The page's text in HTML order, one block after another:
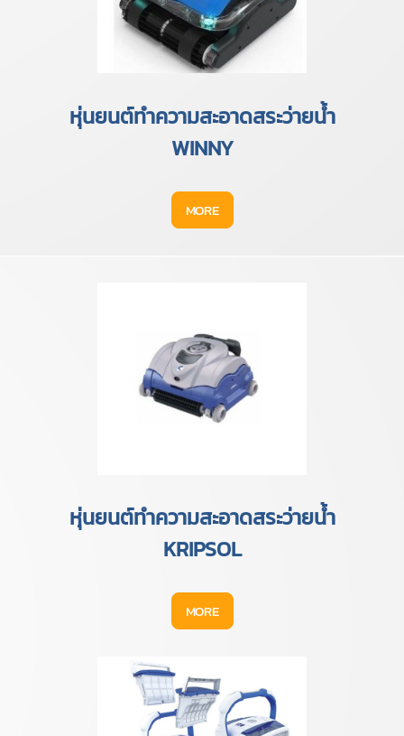
หุ่นยนต์ทำความสะอาดสระว่ายน้ำ
WINNY
MORE
หุ่นยนต์ทำความสะอาดสระว่ายน้ำ
KRIPSOL
MORE